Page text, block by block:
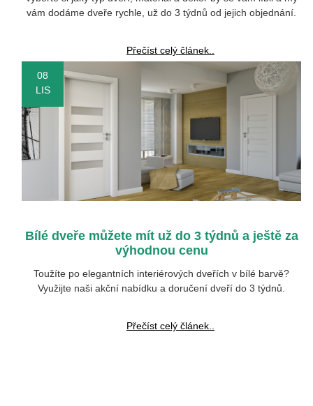
vám dodáme dveře rychle, už do 3 týdnů od jejich objednání.
Přečíst celý článek..
08
LIS
Bílé dveře můžete mít už do 3 týdnů a ještě za
výhodnou cenu
Toužíte po elegantních interiérových dveřích v bílé barvě?
Využijte naši akční nabídku a doručení dveří do 3 týdnů.
Přečíst celý článek..